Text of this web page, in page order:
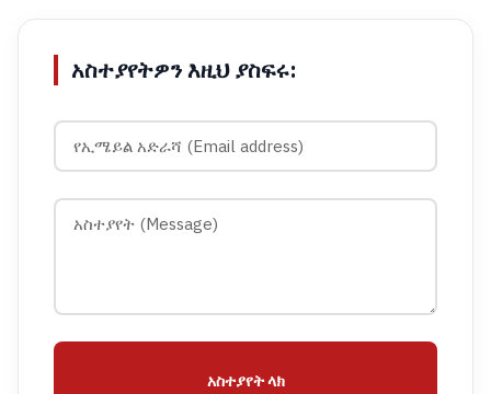
አስተያየትዎን እዚህ ያስፍሩ:
አስተያየት ላክ